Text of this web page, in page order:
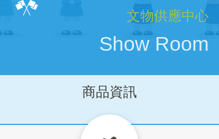
文物供應中心
Show Room
商品資訊